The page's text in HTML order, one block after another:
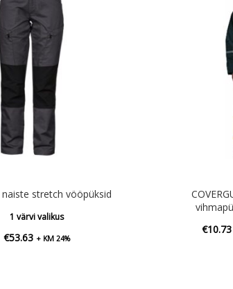
naiste stretch vööpüksid
1 värvi valikus
€53.63 + KM 24%
€10.73